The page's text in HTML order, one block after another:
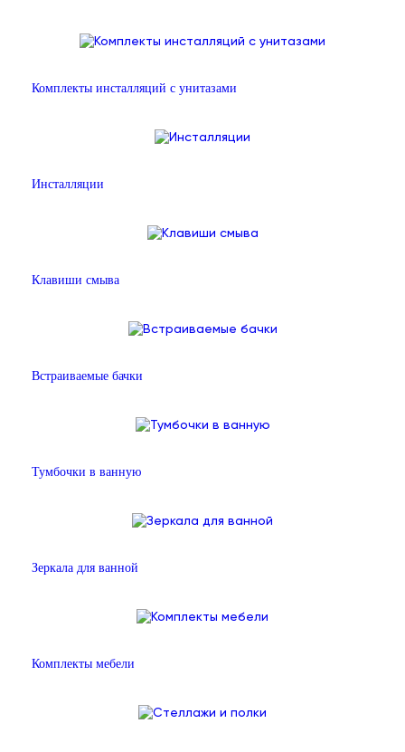
Комплекты инсталляций с унитазами
Инсталляции
Клавиши смыва
Встраиваемые бачки
Тумбочки в ванную
Зеркала для ванной
Комплекты мебели